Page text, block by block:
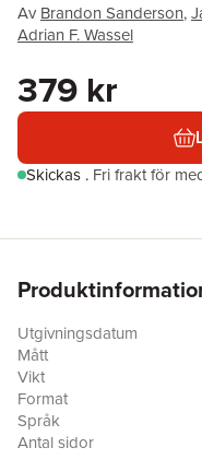
Av Brandon Sanderson,
Adrian F. Wassel
379 kr
Skickas . Fri frakt för
Utgivningsdatum
Mått
Vikt
Format
Språk
Antal sidor